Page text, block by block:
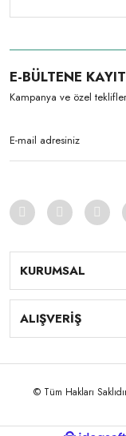
E-BÜLTENE
Kampanya ve özel
KURUMSAL
ALIŞVERİŞ
© Tüm Hakları